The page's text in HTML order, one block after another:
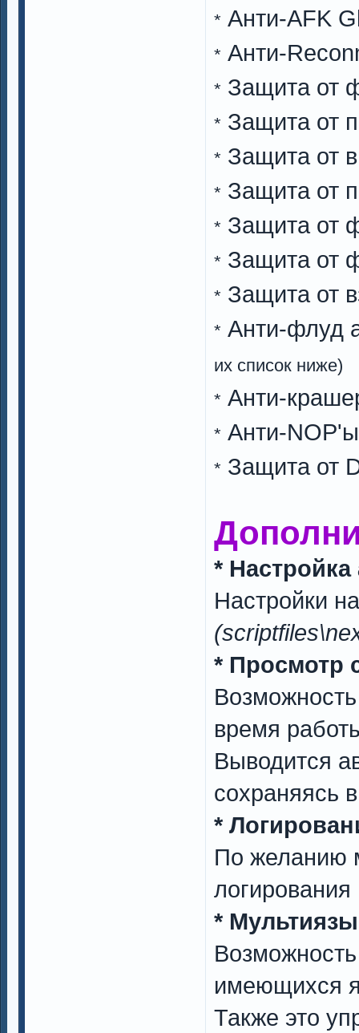
* Анти-AFK
* Анти-
* Защита от
* Защита от
* Защита от
* Защита от
* Защита от
* Защита от
* Защита от
* Анти-флуд
их список ниже)
* Анти-
* Анти-
* Защита от
*
Настройки
* Просмотр
время
Выводится
сохраняясь
*
По желанию
логирования
*
имеющихся
Также это